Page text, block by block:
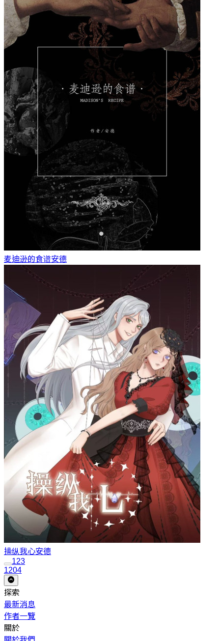
麦迪逊的食谱安德
操纵我心安德
123
1204
探索
最新消息
作者一覽
關於